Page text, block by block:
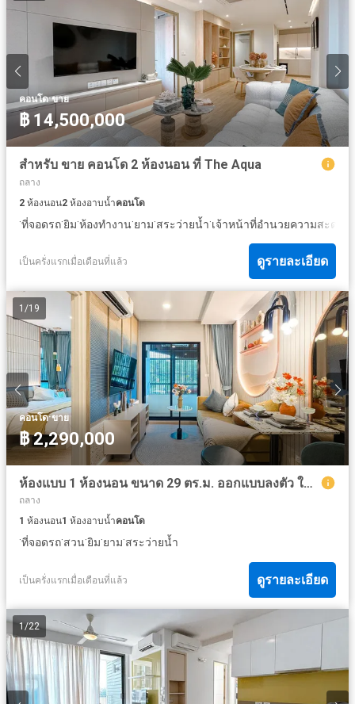
คอนโด·ขาย
฿ 14,500,000
สำหรับ ขาย คอนโด 2 ห้องนอน ที่ The Aqua
ถลาง
2 ห้องนอน2 ห้องอาบน้ำคอนโด
·ที่จอดรถ·ยิม·ห้องทำงาน·ยาม·สระว่ายน้ำ·เจ้าหน้าที่อำนวยความสะดวก
เป็นครั่งแรกเมื่อเดือนที่แล้ว ดูรายละเอียด
1 /19
คอนโด·ขาย
฿ 2,290,000
ห้องแบบ 1 ห้องนอน ขนาด 29 ตร.ม. ออกแบบลงตัว ใช้พื้นที่อย่างชาญฉลาด พร้อมเข้าอยู่.
ถลาง
1 ห้องนอน1 ห้องอาบน้ำคอนโด
·ที่จอดรถ·สวน·ยิม·ยาม·สระว่ายน้ำ
เป็นครั่งแรกเมื่อเดือนที่แล้ว ดูรายละเอียด
1/22